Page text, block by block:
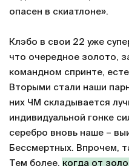
опасен в скиатлоне».
Клэбо в свои 22 уже
что очередное золото,
командном спринте,
Вторыми стали наши
них ЧМ складывается
индивидуальной гонке
серебро вновь наше –
Бессмертных. Впрочем,
Тем более, когда от